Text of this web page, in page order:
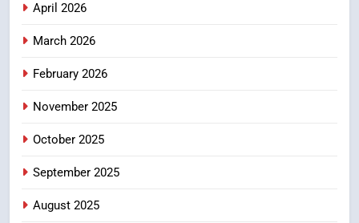
4
April 2026
March 2026
February 2026
November 2025
October 2025
September 2025
August 2025